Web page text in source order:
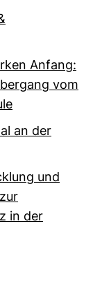
Anfang:
vom
an der
und
in der